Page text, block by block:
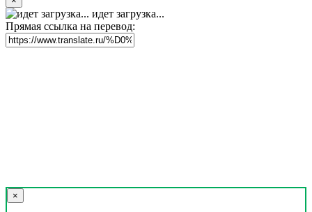
идет загрузка...
Прямая ссылка на перевод:
×